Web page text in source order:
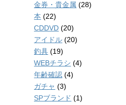
金券・貴金属 (28)
本 (22)
CDDVD (20)
アイドル (20)
釣具 (19)
WEBチラシ (4)
年齢確認 (4)
ガチャ (3)
SPブランド (1)